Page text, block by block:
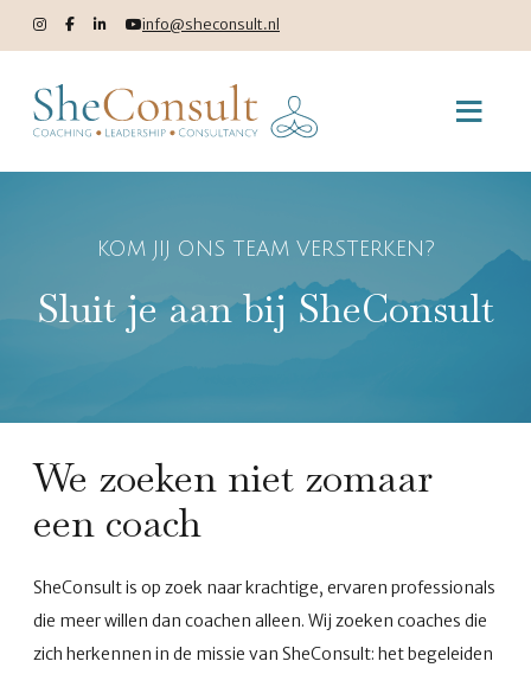
info@sheconsult.nl
KOM JIJ ONS TEAM VERSTERKEN?
Sluit je aan bij SheConsult
We zoeken niet zomaar
een coach
SheConsult is op zoek naar krachtige, ervaren professionals
die meer willen dan coachen alleen. Wij zoeken coaches die
zich herkennen in de missie van SheConsult: het begeleiden